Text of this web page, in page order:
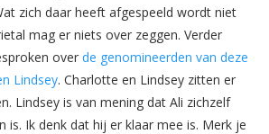
zich daar heeft afgespeeld wordt niet
mag er niets over zeggen. Verder
over de genomineerden van deze
Lindsey. Charlotte en Lindsey zitten er
Lindsey is van mening dat Ali zichzelf
is. Ik denk dat hij er klaar mee is. Merk je